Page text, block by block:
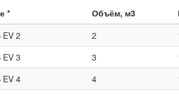
* Объём, м3
EV 2
2
EV 3
3
EV 4
4